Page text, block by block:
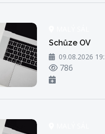
Schůze OV
09.08.2026
Počet
786